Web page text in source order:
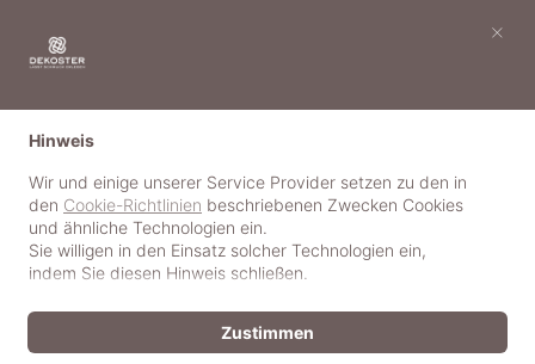
Hinweis
Wir und einige unserer Service Provider setzen zu den in
den Cookie-Richtlinien beschriebenen Zwecken Cookies
und ähnliche Technologien ein.
Sie willigen in den Einsatz solcher Technologien ein,
indem Sie diesen Hinweis schließen.
Zustimmen
×